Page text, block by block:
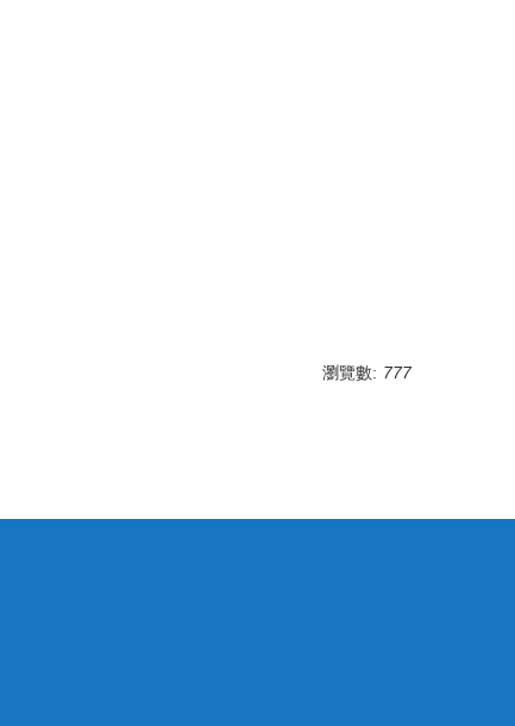
瀏覽數: 777